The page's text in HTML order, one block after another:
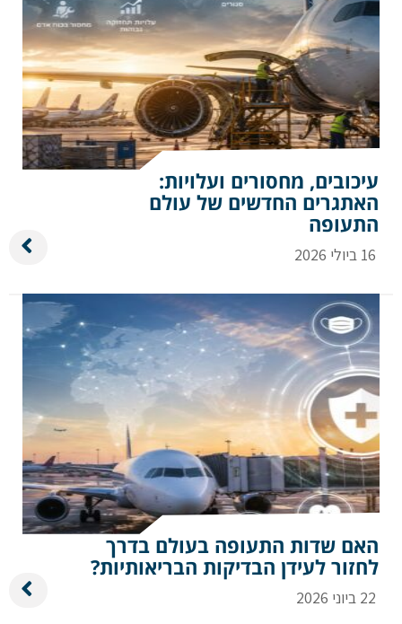
עיכובים, מחסורים ועלויות:
האתגרים החדשים של עולם
התעופה
16 ביולי 2026
האם שדות התעופה בעולם בדרך
לחזור לעידן הבדיקות הבריאותיות?
22 ביוני 2026